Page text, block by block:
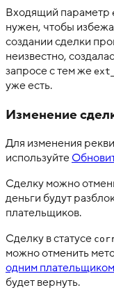
Входящий параметр
нужен, чтобы
создании сделки
неизвестно,
запросе с тем же
уже есть.
Изменение
Для изменения
используйте
Сделку можно
деньги будут
плательщиков.
Сделку в статусе
можно отменить
одним плательщиком
будет вернуть.